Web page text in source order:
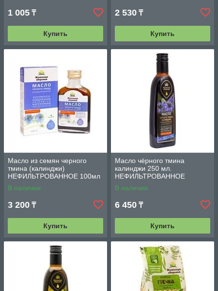
1 005 ₸
Купить
2 530 ₸
Купить
Масло из семян черного
тмина (калинджи)
НЕФИЛЬТРОВАННОЕ 100мл
В наличии
3 200 ₸
Купить
Масло чёрного тмина
калинджи 250 мл.
НЕФИЛЬТРОВАННОЕ
В наличии
6 450 ₸
Купить